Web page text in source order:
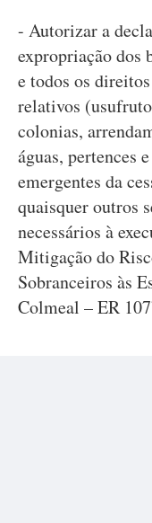
- Autorizar a
expropriação dos
e todos os
relativos
colonias,
águas, pertences
emergentes da
quaisquer outros
necessários à
Mitigação do
Sobranceiros às
Colmeal – ER